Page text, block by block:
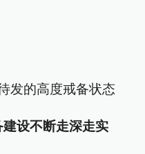
发的高度戒备状态
设不断走深走实